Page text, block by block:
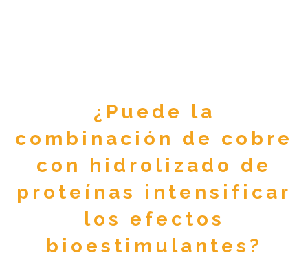
¿Puede la
combinación de cobre
con hidrolizado de
proteínas intensificar
los efectos
bioestimulantes?